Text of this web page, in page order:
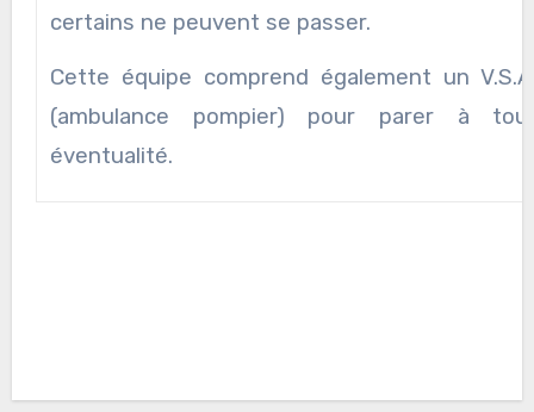
certains ne peuvent se passer.
Cette équipe comprend également un
(ambulance pompier) pour parer à
éventualité.